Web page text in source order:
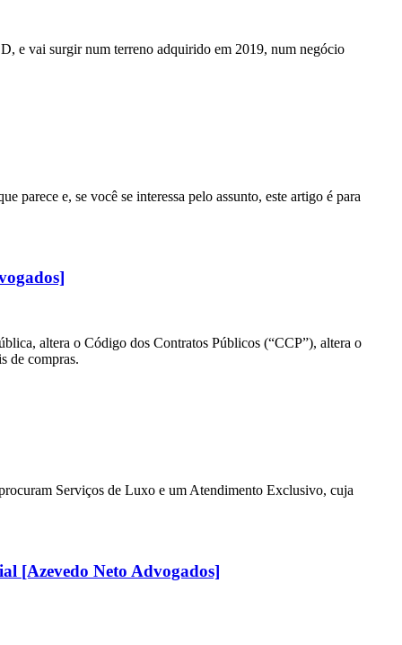
e vai surgir num terreno adquirido em 2019, num negócio
parece e, se você se interessa pelo assunto, este artigo é para
altera o Código dos Contratos Públicos (“CCP”), altera o
de compras.
Serviços de Luxo e um Atendimento Exclusivo, cuja
[Azevedo Neto Advogados]